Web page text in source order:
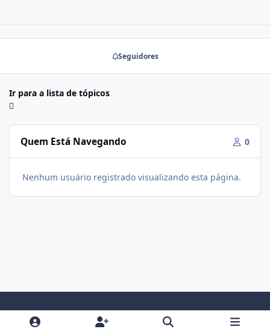
Seguidores
Ir para a lista de tópicos
Quem Está Navegando 0
Nenhum usuário registrado visualizando esta página.
Modo ClaroModo EscuroPreferência do Sistema